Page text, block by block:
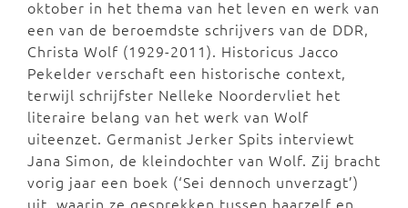
oktober in het thema van het leven en werk van
een van de beroemdste schrijvers van de DDR,
Christa Wolf (1929-2011). Historicus Jacco
Pekelder verschaft een historische context,
terwijl schrijfster Nelleke Noordervliet het
literaire belang van het werk van Wolf
uiteenzet. Germanist Jerker Spits interviewt
Jana Simon, de kleindochter van Wolf. Zij bracht
vorig jaar een boek (‘Sei dennoch unverzagt’)
uit, waarin ze gesprekken tussen haarzelf en